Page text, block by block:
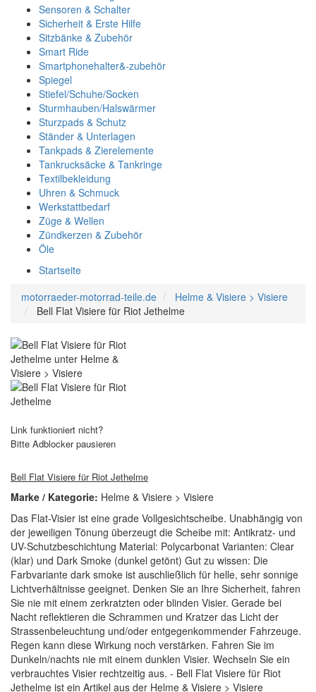
Sensoren & Schalter
Sicherheit & Erste Hilfe
Sitzbänke & Zubehör
Smart Ride
Smartphonehalter&-zubehör
Spiegel
Stiefel/Schuhe/Socken
Sturmhauben/Halswärmer
Sturzpads & Schutz
Ständer & Unterlagen
Tankpads & Zierelemente
Tankrucksäcke & Tankringe
Textilbekleidung
Uhren & Schmuck
Werkstattbedarf
Züge & Wellen
Zündkerzen & Zubehör
Öle
Startseite
motorraeder-motorrad-teile.de
Helme & Visiere > Visiere
Bell Flat Visiere für Riot Jethelme
Link funktioniert nicht?
Bitte Adblocker pausieren
Bell Flat Visiere für Riot Jethelme
Marke / Kategorie: Helme & Visiere > Visiere
Das Flat-Visier ist eine grade Vollgesichtscheibe. Unabhängig von
der jeweiligen Tönung überzeugt die Scheibe mit: Antikratz- und
UV-Schutzbeschichtung Material: Polycarbonat Varianten: Clear
(klar) und Dark Smoke (dunkel getönt) Gut zu wissen: Die
Farbvariante dark smoke ist auschließlich für helle, sehr sonnige
Lichtverhältnisse geeignet. Denken Sie an Ihre Sicherheit, fahren
Sie nie mit einem zerkratzten oder blinden Visier. Gerade bei
Nacht reflektieren die Schrammen und Kratzer das Licht der
Strassenbeleuchtung und/oder entgegenkommender Fahrzeuge.
Regen kann diese Wirkung noch verstärken. Fahren Sie im
Dunkeln/nachts nie mit einem dunklen Visier. Wechseln Sie ein
verbrauchtes Visier rechtzeitig aus. - Bell Flat Visiere für Riot
Jethelme ist ein Artikel aus der Helme & Visiere > Visiere